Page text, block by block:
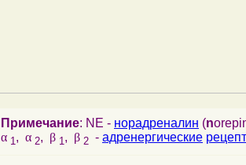
Примечание: NE - норадреналин (n
α 1, α 2, β 1, β 2 - адренергические